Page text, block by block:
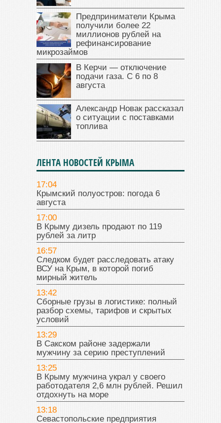
Предприниматели Крыма
получили более 22
миллионов рублей на
рефинансирование
микрозаймов
В Керчи — отключение
подачи газа. С 6 по 8
августа
Александр Новак рассказал
о ситуации с поставками
топлива
ЛЕНТА НОВОСТЕЙ КРЫМА
17:04
Крымский полуостров: погода 6
августа
17:00
В Крыму дизель продают по 119
рублей за литр
16:57
Следком будет расследовать атаку
ВСУ на Крым, в которой погиб
мирный житель
13:42
Сборные грузы в логистике: полный
разбор схемы, тарифов и скрытых
условий
13:29
В Сакском районе задержали
мужчину за серию преступлений
13:25
В Крыму мужчина украл у своего
работодателя 2,6 млн рублей. Решил
отдохнуть на море
13:18
Севастопольские предприятия